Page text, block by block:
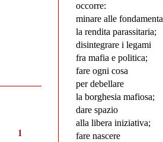
occorre:
minare alle fondamenta
la rendita parassitaria;
disintegrare i legami
fra mafia e politica;
fare ogni cosa
per debellare
la borghesia mafiosa;
dare spazio
alla libera iniziativa;
fare nascere